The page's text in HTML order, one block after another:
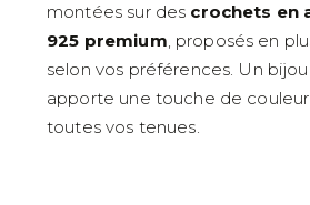
montées sur des crochets en
925 premium, proposés en
selon vos préférences. Un
apporte une touche de
toutes vos tenues.